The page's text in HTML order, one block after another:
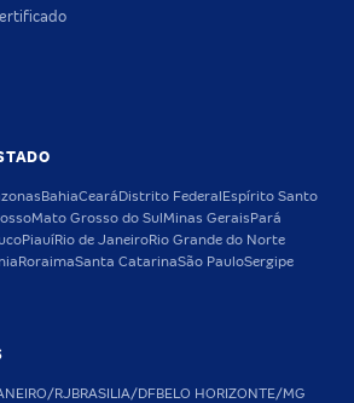
BahiaCeará Distrito Federal Espírito Santo
Mato Grosso do Sul Minas Gerais Pará
PiauíRio de JaneiroRio Grande do Norte
RoraimaSanta CatarinaSão PauloSergipe
RJBRASILIA/DFBELO HORIZONTE/MG